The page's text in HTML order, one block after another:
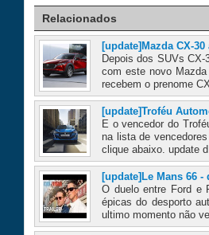
Relacionados
[update]Mazda CX-
Depois dos SUVs
com este novo
recebem o prenome
[update]Troféu
E o vencedor do
na lista de
clique abaixo. update
[update]Le Mans 66
O duelo entre Ford e
épicas do desporto
ultimo momento não